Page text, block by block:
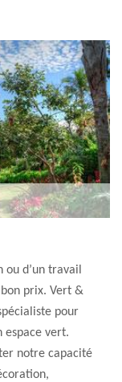
ou d’un travail
bon prix. Vert &
pour
espace vert.
notre capacité